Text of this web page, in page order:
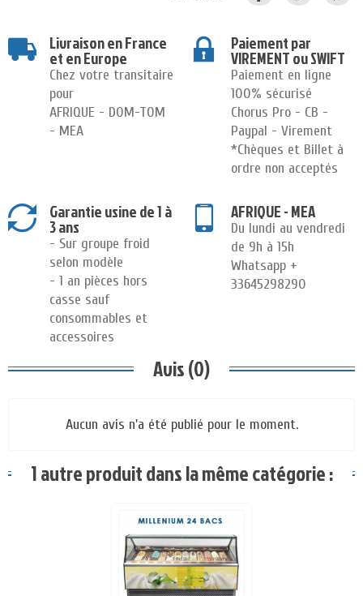
Livraison en France
et en Europe
Chez votre transitaire
pour
AFRIQUE - DOM-TOM
- MEA
Paiement par
VIREMENT ou SWIFT
Paiement en ligne
100% sécurisé
Chorus Pro - CB -
Paypal - Virement
*Chèques et Billet à
ordre non acceptés
Garantie usine de 1 à
3 ans
- Sur groupe froid
selon modèle
- 1 an pièces hors
casse sauf
consommables et
accessoires
AFRIQUE - MEA
Du lundi au vendredi
de 9h à 15h
Whatsapp +
33645298290
Avis (0)
Aucun avis n'a été publié pour le moment.
1 autre produit dans la même catégorie :